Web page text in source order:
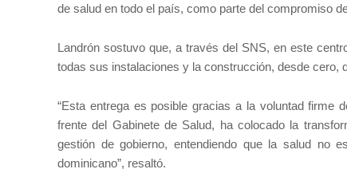
de salud en todo el país, como parte del compromiso
Landrón sostuvo que, a través del SNS, en este
todas sus instalaciones y la construcción, desde cero,
“Esta entrega es posible gracias a la voluntad firme
frente del Gabinete de Salud, ha colocado la
gestión de gobierno, entendiendo que la salud no
dominicano”, resaltó.